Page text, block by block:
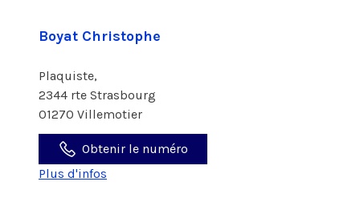
Boyat Christophe
Plaquiste,
2344 rte Strasbourg
01270 Villemotier
Obtenir le numéro
Plus d'infos